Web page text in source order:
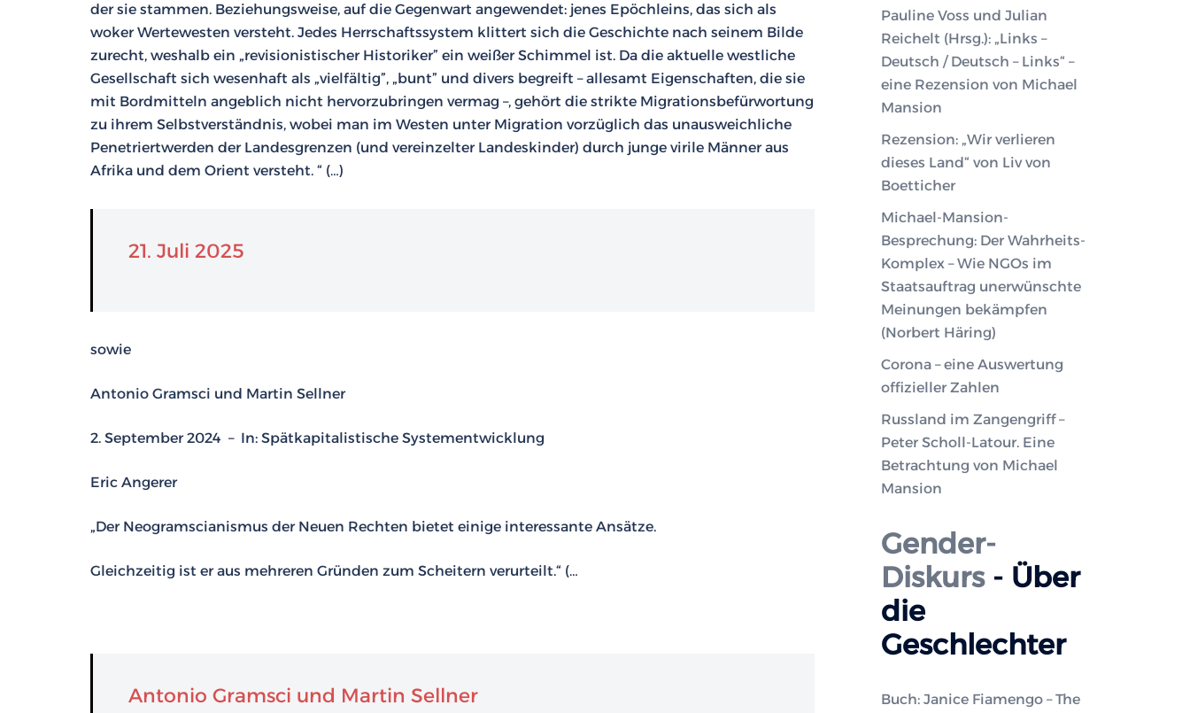
der sie stammen. Beziehungsweise, auf die Gegenwart angewendet: jenes Epöchleins, das sich als
woker Wertewesten versteht. Jedes Herrschaftssystem klittert sich die Geschichte nach seinem Bilde
zurecht, weshalb ein „revisionistischer Historiker” ein weißer Schimmel ist. Da die aktuelle westliche
Gesellschaft sich wesenhaft als „vielfältig”, „bunt” und divers begreift – allesamt Eigenschaften, die sie
mit Bordmitteln angeblich nicht hervorzubringen vermag –, gehört die strikte Migrationsbefürwortung
zu ihrem Selbstverständnis, wobei man im Westen unter Migration vorzüglich das unausweichliche
Penetriertwerden der Landesgrenzen (und vereinzelter Landeskinder) durch junge virile Männer aus
Afrika und dem Orient versteht. “ (…)
21. Juli 2025
sowie
Antonio Gramsci und Martin Sellner
2. September 2024 – In: Spätkapitalistische Systementwicklung
Eric Angerer
„Der Neogramscianismus der Neuen Rechten bietet einige interessante Ansätze.
Gleichzeitig ist er aus mehreren Gründen zum Scheitern verurteilt.“ (…
Antonio Gramsci und Martin Sellner
Pauline Voss und Julian
Reichelt (Hrsg.): „Links –
Deutsch / Deutsch – Links“ –
eine Rezension von Michael
Mansion
Rezension: „Wir verlieren
dieses Land“ von Liv von
Boetticher
Michael-Mansion-
Besprechung: Der Wahrheits-
Komplex – Wie NGOs im
Staatsauftrag unerwünschte
Meinungen bekämpfen
(Norbert Häring)
Corona – eine Auswertung
offizieller Zahlen
Russland im Zangengriff –
Peter Scholl-Latour. Eine
Betrachtung von Michael
Mansion
Gender-
Diskurs- Über
die
Geschlechter
Buch: Janice Fiamengo – The